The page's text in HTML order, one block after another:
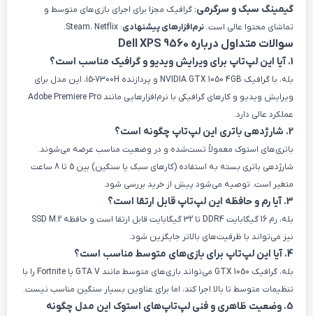
گیمینگ سبک و سرگرمی: گرافیک مجزا برای اجرای بازی‌های متوسط و
تماشای محتوا عالی است. نرم‌افزارهای پیشنهادی: Steam، Netflix.
سوالات متداول درباره Dell XPS 9560
1. آیا این لپ‌تاپ برای ویرایش ویدیو و گرافیک مناسب است؟
بله، با گرافیک NVIDIA GTX 1050 4GB و پردازنده i5-7300H، این مدل برای
ویرایش ویدیو و کارهای گرافیکی با نرم‌افزارهایی مانند Adobe Premiere Pro
عملکرد عالی دارد.
2. شارژدهی باتری این لپ‌تاپ چگونه است؟
باتری‌های استوک معمولاً تست‌شده و در وضعیت مناسب عرضه می‌شوند.
شارژدهی باتری بسته به استفاده (کارهای سبک یا سنگین) بین 5 تا 8 ساعت
متغیر است. توصیه می‌شود پیش از خرید بررسی شود.
3. آیا رم و حافظه این لپ‌تاپ قابل ارتقا است؟
بله، رم 16 گیگابایت DDR4 تا 32 گیگابایت قابل ارتقا است و حافظه SSD M.2
نیز می‌تواند با ظرفیت‌های بالاتر جایگزین شود.
4. آیا این لپ‌تاپ برای بازی‌های متوسط مناسب است؟
بله، گرافیک GTX 1050 می‌تواند بازی‌های متوسط مانند GTA V یا Fortnite را با
تنظیمات متوسط تا بالا اجرا کند، اما برای عناوین بسیار سنگین مناسب نیست.
5. وضعیت ظاهری و فنی لپ‌تاپ‌های استوک این مدل چگونه